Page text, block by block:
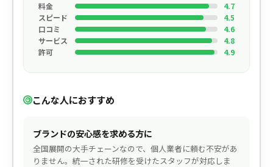
料金
4.7
スピード
4.5
口コミ
4.6
サービス
4.8
許可
4.9
こんな人におすすめ
ブランドの安心感を求める方に
全国展開の大手チェーンなので、個人業者に頼む不安があ
りません。統一された研修を受けたスタッフが対応しま